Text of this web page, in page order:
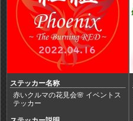
ステッカー名称
赤いクルマの花見会🌸 イベントス
テッカー